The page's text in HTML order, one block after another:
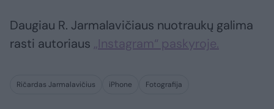
Daugiau R. Jarmalavičiaus nuotraukų galima
rasti autoriaus „Instagram“ paskyroje.
Ričardas Jarmalavičius iPhone Fotografija